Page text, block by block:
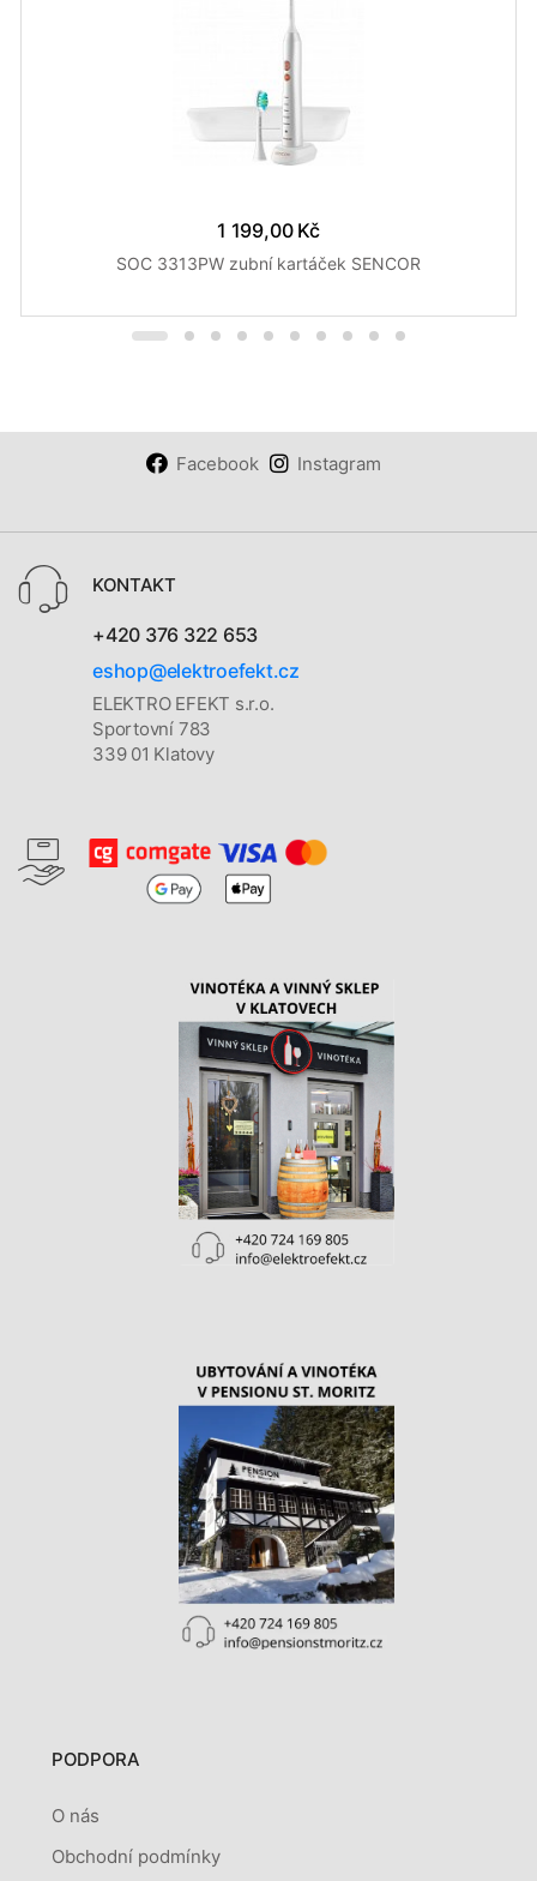
1 199,00 Kč
SOC 3313PW zubní kartáček SENCOR
Facebook Instagram
KONTAKT
+420 376 322 653
eshop@elektroefekt.cz
ELEKTRO EFEKT s.r.o.
Sportovní 783
339 01 Klatovy
PODPORA
O nás
Obchodní podmínky